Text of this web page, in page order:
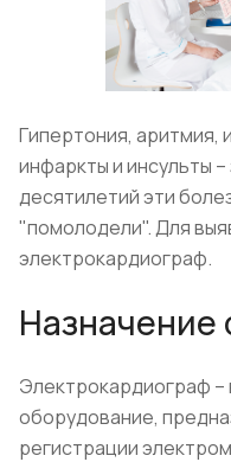
Гипертония, аритмия,
инфаркты и инсульты
десятилетий эти
"помолодели". Для
электрокардиограф.
Назначение
Электрокардиограф
оборудование,
регистрации